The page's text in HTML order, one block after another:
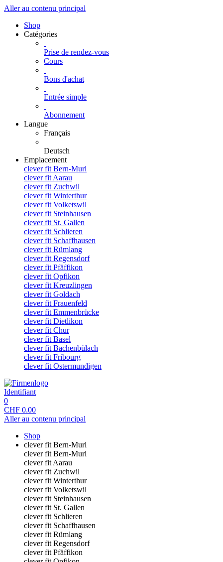
Aller au contenu principal
Shop
Catégories
Prise de rendez-vous
Cours
Bons d'achat
Entrée simple
Abonnement
Langue
Français
Deutsch
Emplacement
clever fit Bern-Muri
clever fit Aarau
clever fit Zuchwil
clever fit Winterthur
clever fit Volketswil
clever fit Steinhausen
clever fit St. Gallen
clever fit Schlieren
clever fit Schaffhausen
clever fit Rümlang
clever fit Regensdorf
clever fit Pfäffikon
clever fit Opfikon
clever fit Kreuzlingen
clever fit Goldach
clever fit Frauenfeld
clever fit Emmenbrücke
clever fit Dietlikon
clever fit Chur
clever fit Basel
clever fit Bachenbülach
clever fit Fribourg
clever fit Ostermundigen
Identifiant
0
CHF 0.00
Aller au contenu principal
Shop
clever fit Bern-Muri
clever fit Bern-Muri
clever fit Aarau
clever fit Zuchwil
clever fit Winterthur
clever fit Volketswil
clever fit Steinhausen
clever fit St. Gallen
clever fit Schlieren
clever fit Schaffhausen
clever fit Rümlang
clever fit Regensdorf
clever fit Pfäffikon